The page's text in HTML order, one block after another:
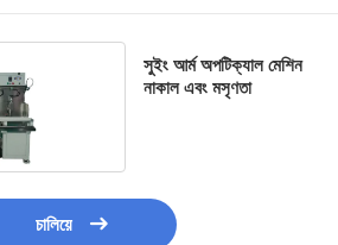
সুইং আর্ম অপটিক্যাল মেশিন
নাকাল এবং মসৃণতা
চালিয়ে